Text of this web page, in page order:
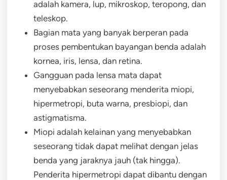
adalah kamera, lup, mikroskop, teropong, dan
teleskop.
Bagian mata yang banyak berperan pada
proses pembentukan bayangan benda adalah
kornea, iris, lensa, dan retina.
Gangguan pada lensa mata dapat
menyebabkan seseorang menderita miopi,
hipermetropi, buta warna, presbiopi, dan
astigmatisma.
Miopi adalah kelainan yang menyebabkan
seseorang tidak dapat melihat dengan jelas
benda yang jaraknya jauh (tak hingga).
Penderita hipermetropi dapat dibantu dengan